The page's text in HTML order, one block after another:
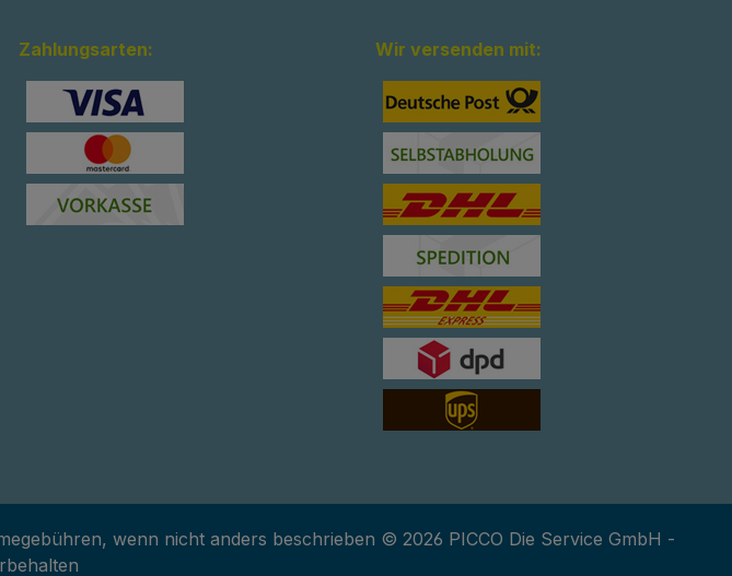
Zahlungsarten: Wir versenden mit:
wenn nicht anders beschrieben © 2026 PICCO Die Service GmbH -